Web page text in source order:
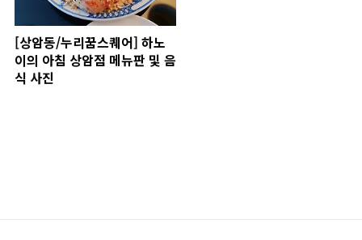
[상암동/누리꿈스퀘어] 하노
이의 아침 상암점 메뉴판 및 음
식 사진